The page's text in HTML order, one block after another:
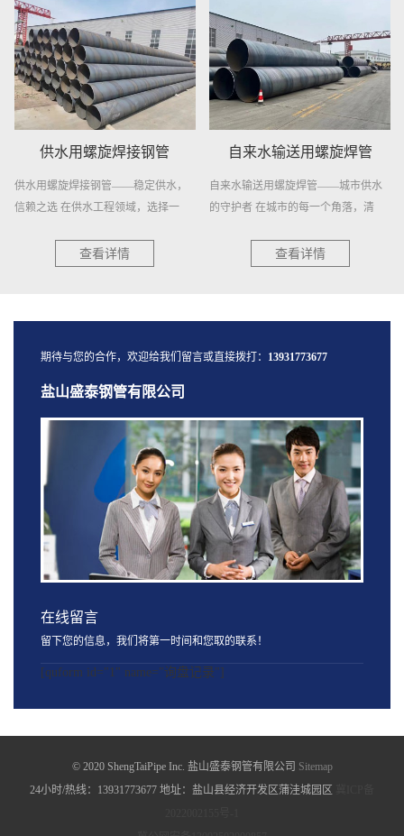
供水用螺旋焊接钢管
供水用螺旋焊接钢管——稳定供水，
信赖之选 在供水工程领域，选择一
查看详情
自来水输送用螺旋焊管
自来水输送用螺旋焊管——城市供水
的守护者 在城市的每一个角落，清
查看详情
期待与您的合作，欢迎给我们留言或直接拨打： 13931773677
盐山盛泰钢管有限公司
在线留言
留下您的信息，我们将第一时间和您取的联系！
[quform id="1" name="询盘记录"]
© 2020 ShengTaiPipe Inc. 盐山盛泰钢管有限公司 Sitemap
24小时/热线：13931773677 地址：盐山县经济开发区蒲洼城园区